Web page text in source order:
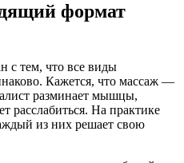
формат
с тем, что все виды
Кажется, что массаж —
разминает мышцы,
расслабиться. На практике
из них решает свою